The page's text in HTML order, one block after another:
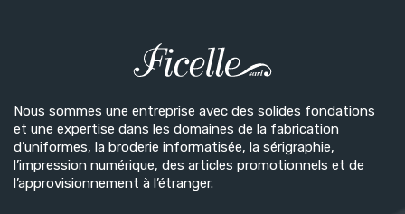
Nous sommes une entreprise avec des solides fondations
et une expertise dans les domaines de la fabrication
d’uniformes, la broderie informatisée, la sérigraphie,
l’impression numérique, des articles promotionnels et de
l’approvisionnement à l’étranger.